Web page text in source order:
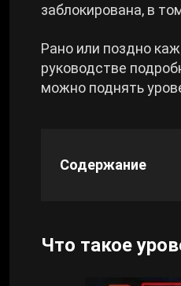
Cyberpunk 2077
заблокирована, в
Рано или поздно
руководстве
можно поднять
Содержание
Что такое